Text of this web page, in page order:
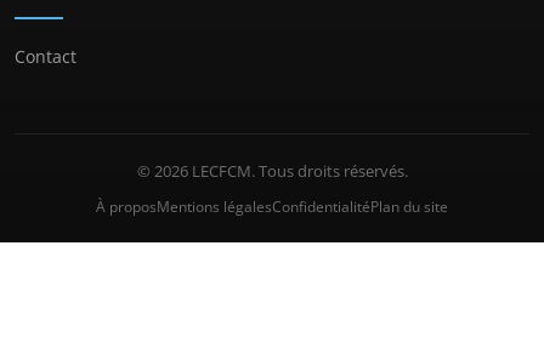
Contact
© 2026 LECFCM. Tous droits réservés.
À proposMentions légalesConfidentialitéPlan du site